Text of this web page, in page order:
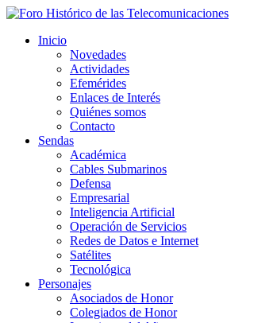
Inicio
Novedades
Actividades
Efemérides
Enlaces de Interés
Quiénes somos
Contacto
Sendas
Académica
Cables Submarinos
Defensa
Empresarial
Inteligencia Artificial
Operación de Servicios
Redes de Datos e Internet
Satélites
Tecnológica
Personajes
Asociados de Honor
Colegiados de Honor